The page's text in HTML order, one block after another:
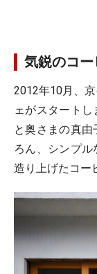
気鋭のコ
2012年10月、
ェがスタート
と奥さまの真
ろん、シンプ
造り上げたコー